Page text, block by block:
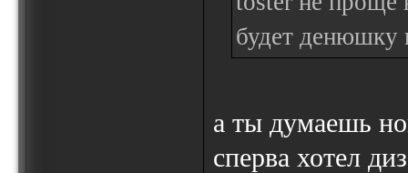
будет денюшку
а ты думаешь
сперва хотел